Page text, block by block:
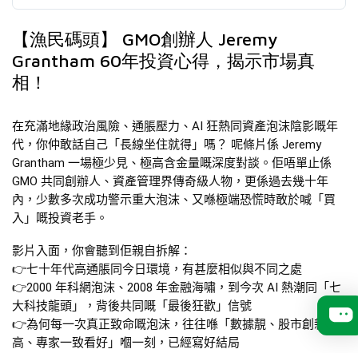
【漁民碼頭】 GMO創辦人 Jeremy
Grantham 60年投資心得，揭示市場真
相！
在充滿地緣政治風險、通脹壓力、AI 狂熱同資產泡沫陰影嘅年
代，你仲敢話自己「長線坐住就得」嗎？ 呢條片係 Jeremy
Grantham 一場極少見、極高含金量嘅深度對談。佢唔單止係
GMO 共同創辦人、資產管理界傳奇級人物，更係過去幾十年
內，少數多次成功警示重大泡沫、又喺極端恐慌時敢於喊「買
入」嘅投資老手。
影片入面，你會聽到佢親自拆解：
👉七十年代高通脹同今日環境，有甚麼相似與不同之處
👉2000 年科網泡沫、2008 年金融海嘯，到今次 AI 熱潮同「七
大科技龍頭」，背後共同嘅「最後狂歡」信號
👉為何每一次真正致命嘅泡沫，往往喺「數據靚、股市創新
高、專家一致看好」嗰一刻，已經寫好結局